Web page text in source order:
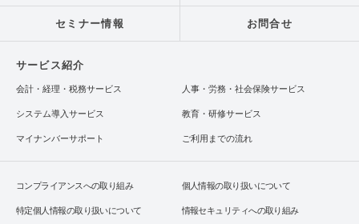
セミナー情報 お問合せ
サービス紹介
会計・経理・税務サービス 人事・労務・社会保険サービス
システム導入サービス 教育・研修サービス
マイナンバーサポート ご利用までの流れ
コンプライアンスへの取り組み 個人情報の取り扱いについて
特定個人情報の取り扱いについて 情報セキュリティへの取り組み